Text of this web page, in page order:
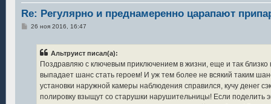
Re: Регулярно и преднамеренно царапают
С26 ноя 2016, 16:47
Альтруист писал(а):
Поздравляю с ключевым приключением в жизни, еще и так
выпадает шанс стать героем! И уж тем более не всякий таким
установки наружной камеры наблюдения справился, кучу денег
полировку взыщут со старушки нарушительницы! Если поделить